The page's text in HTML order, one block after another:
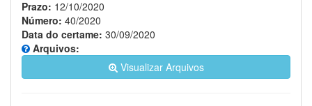
Prazo: 12/10/2020
Número: 40/2020
Data do certame: 30/09/2020
Arquivos:
Visualizar Arquivos